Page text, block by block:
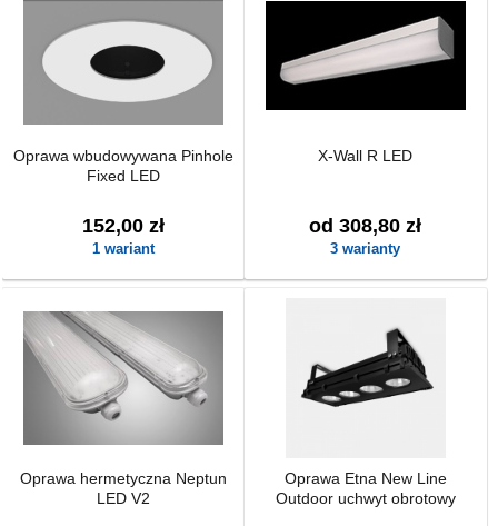
Oprawa wbudowywana Pinhole
Fixed LED
152,00 zł
1 wariant
X-Wall R LED
od 308,80 zł
3 warianty
Oprawa hermetyczna Neptun
LED V2
Oprawa Etna New Line
Outdoor uchwyt obrotowy